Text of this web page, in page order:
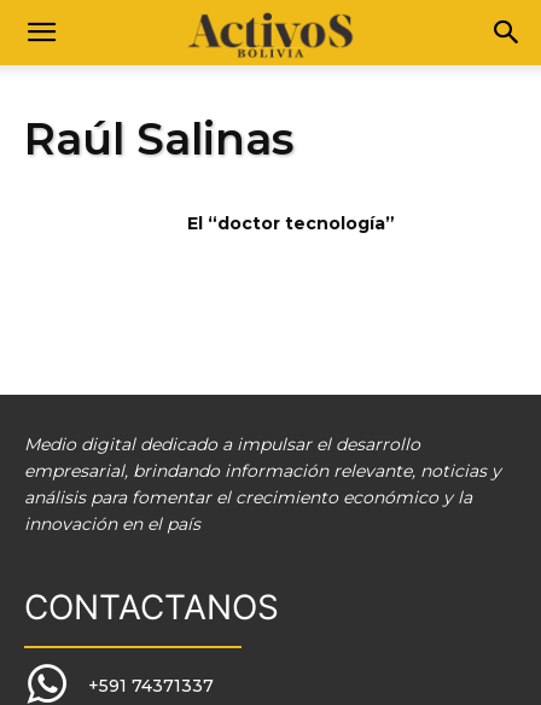
Raúl Salinas
El “doctor tecnología”
Medio digital dedicado a impulsar el desarrollo
empresarial, brindando información relevante, noticias y
análisis para fomentar el crecimiento económico y la
innovación en el país
CONTACTANOS
+591 74371337